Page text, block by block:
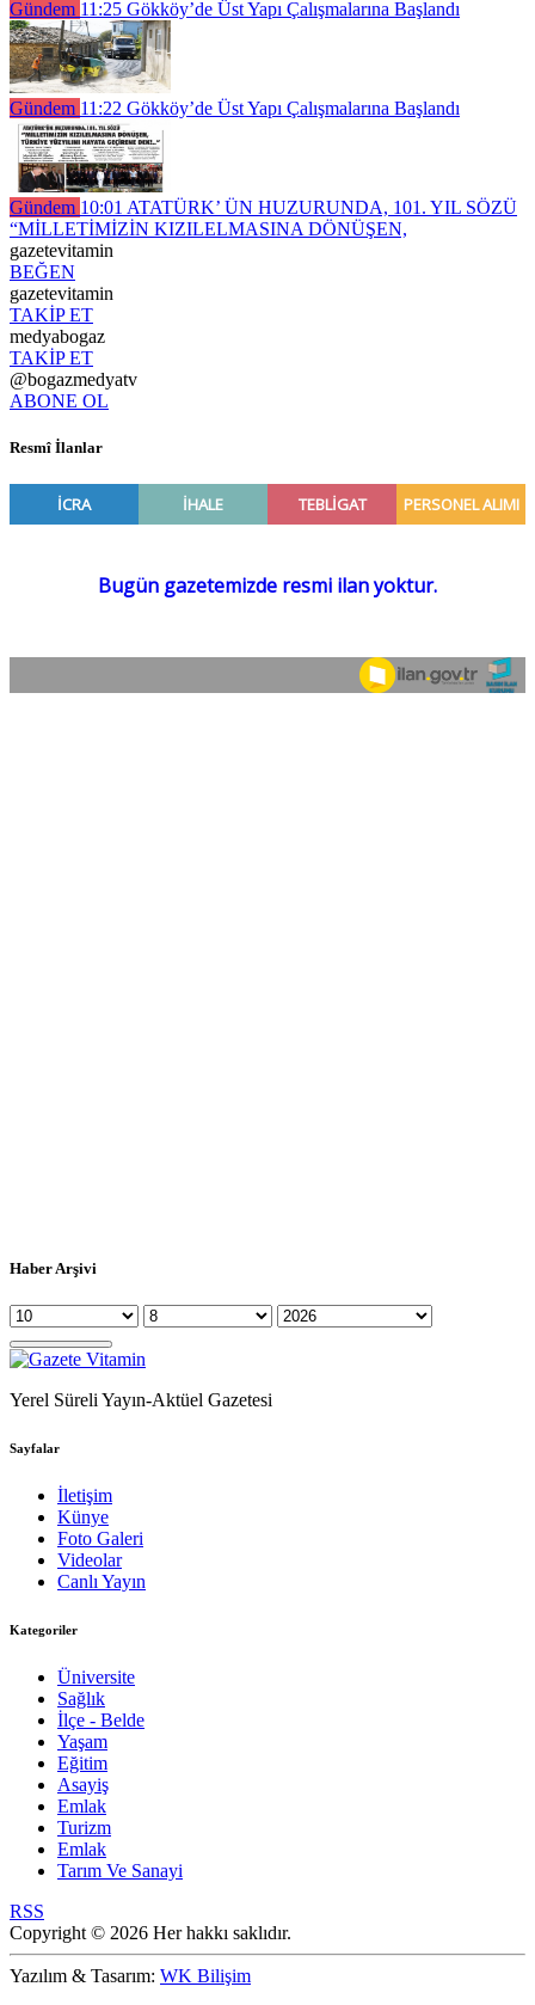
Gündem 11:25 Gökköy’de Üst Yapı Çalışmalarına Başlandı
Gündem 11:22 Gökköy’de Üst Yapı Çalışmalarına Başlandı
Gündem 10:01 ATATÜRK’ ÜN HUZURUNDA, 101. YIL SÖZÜ
“MİLLETİMİZİN KIZILELMASINA DÖNÜŞEN,
gazetevitamin
BEĞEN
gazetevitamin
TAKİP ET
medyabogaz
TAKİP ET
@bogazmedyatv
ABONE OL
Resmî İlanlar
Haber Arşivi
Yerel Süreli Yayın-Aktüel Gazetesi
Sayfalar
İletişim
Künye
Foto Galeri
Videolar
Canlı Yayın
Kategoriler
Üniversite
Sağlık
İlçe - Belde
Yaşam
Eğitim
Asayiş
Emlak
Turizm
Emlak
Tarım Ve Sanayi
RSS
Copyright © 2026 Her hakkı saklıdır.
Yazılım & Tasarım: WK Bilişim